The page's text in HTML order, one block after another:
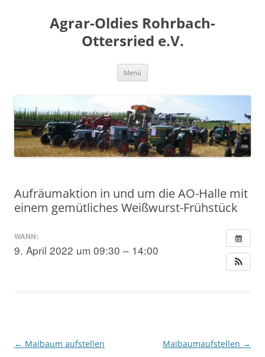
Agrar-Oldies Rohrbach-
Ottersried e.V.
Menü
Aufräumaktion in und um die AO-Halle mit
einem gemütliches Weißwurst-Frühstück
WANN:
9. April 2022 um 09:30 – 14:00
Beitragsnavigation
← Maibaum aufstellen Maibaumaufstellen →